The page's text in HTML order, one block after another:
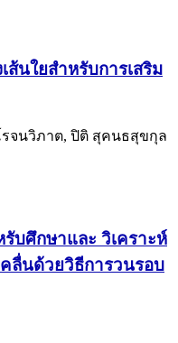
นใยสำหรับการเสริม
จนวิภาต, ปิติ สุคนธสุขกุล
บศึกษาและ วิเคราะห์
ลื่นด้วยวิธีการวนรอบ